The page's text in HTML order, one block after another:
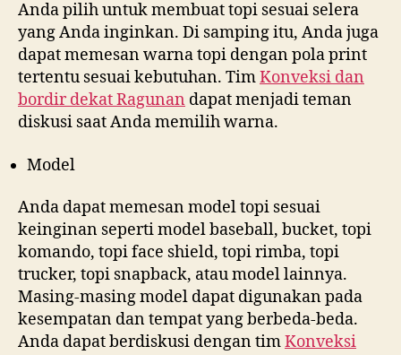
Anda pilih untuk membuat topi sesuai selera
yang Anda inginkan. Di samping itu, Anda juga
dapat memesan warna topi dengan pola print
tertentu sesuai kebutuhan. TimKonveksi dan
bordir dekatRagunan dapat menjadi teman
diskusi saat Anda memilih warna.
Model
Anda dapat memesan model topi sesuai
keinginan seperti model baseball, bucket, topi
komando, topi face shield, topi rimba, topi
trucker, topi snapback, atau model lainnya.
Masing-masing model dapat digunakan pada
kesempatan dan tempat yang berbeda-beda.
Anda dapat berdiskusi dengan timKonveksi